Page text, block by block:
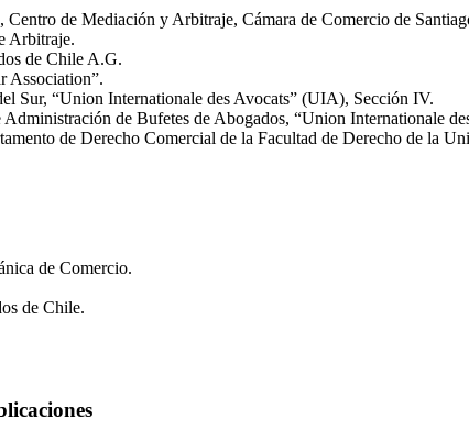
de Mediación y Arbitraje, Cámara de Comercio de
Arbitraje.
de Chile A.G.
Association”.
Sur, “Union Internationale des Avocats” (UIA), Sección IV.
de Bufetes de Abogados, “Union Internationale
de Derecho Comercial de la Facultad de Derecho de la
de Comercio.
de Chile.